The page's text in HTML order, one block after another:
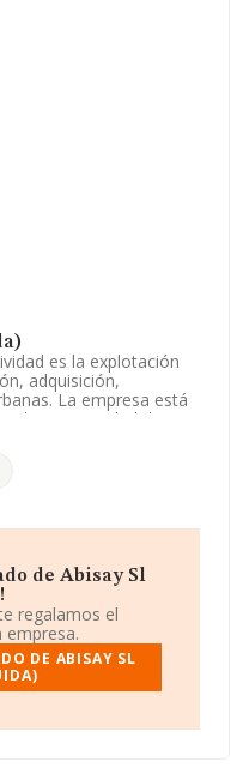
es la explotación
adquisición,
La empresa está
La actividad de
cuyo Código
(extinguida)
se
de los datos de
en el ámbito
de euros y la media
105 mil euros de
de la
cuyas ventas han
de Abisay Sl
regalamos el
DE ABISAY SL